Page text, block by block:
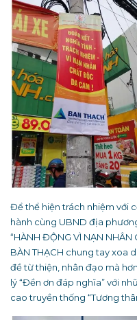
Để thể hiện trách nhiệm với
hành cùng UBND địa
“HÀNH ĐỘNG VÌ NẠN NHÂN
BÀN THẠCH chung tay xoa
đề từ thiện, nhân đạo mà
lý “Đền ơn đáp nghĩa” với
cao truyền thống “Tương